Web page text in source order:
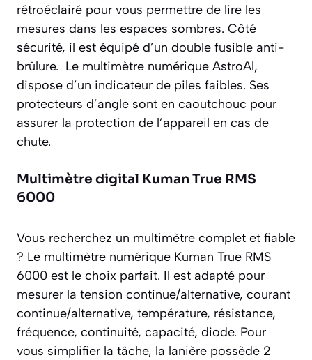
rétroéclairé pour vous permettre de lire les
mesures dans les espaces sombres. Côté
sécurité, il est équipé d’un double fusible anti-
brûlure. Le multimètre numérique AstroAl,
dispose d’un indicateur de piles faibles. Ses
protecteurs d’angle sont en caoutchouc pour
assurer la protection de l’appareil en cas de
chute.
Multimètre digital Kuman True RMS
6000
Vous recherchez un multimètre complet et fiable
? Le multimètre numérique Kuman True RMS
6000 est le choix parfait. Il est adapté pour
mesurer la tension continue/alternative, courant
continue/alternative, température, résistance,
fréquence, continuité, capacité, diode. Pour
vous simplifier la tâche, la lanière possède 2